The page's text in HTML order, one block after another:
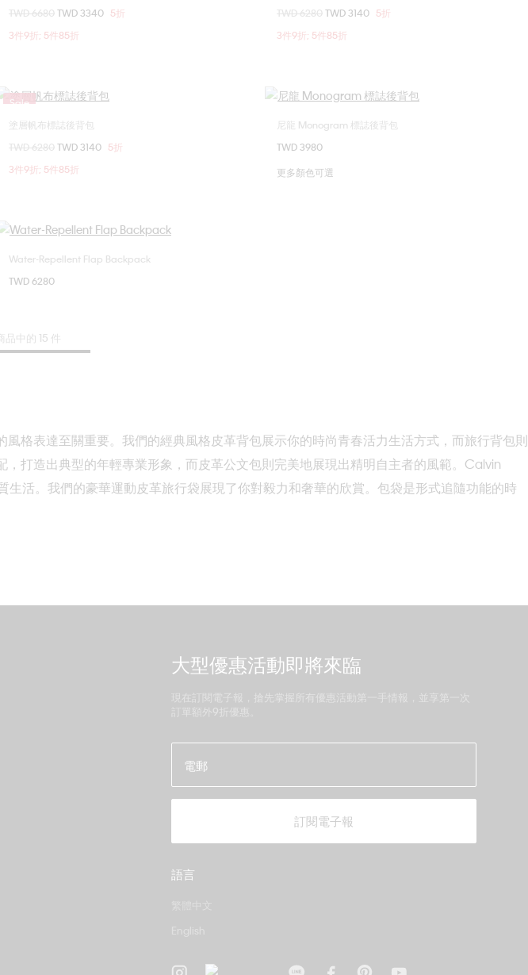
ONE SIZE
價格扣減從
TWD 6680至
TWD 3340 5折
3件9折; 5件85折
ONE SIZE
價格扣減從
TWD 6280至
TWD 3140 5折
3件9折; 5件85折
Sale
ONE SIZE
塗層帆布標誌後背包
價格扣減從
TWD 6280至
TWD 3140 5折
3件9折; 5件85折
選擇您的尺碼
尼龍 Monogram 標誌後背包
TWD 3980
更多顏色可選
選擇您的尺碼
Water-Repellent Flap Backpack
TWD 6280
品中的 15 件
格表達至關重要。我們的經典風格皮革背包展示你的時尚青春活力生活方式，而旅行背包則
，打造出典型的年輕專業形象，而皮革公文包則完美地展現出精明自主者的風範。Calvin
活。我們的豪華運動皮革旅行袋展現了你對毅力和奢華的欣賞。包袋是形式追隨功能的時
大型優惠活動即將來臨
現在訂閱電子報，搶先掌握所有優惠活動第一手情報，並享第一次
訂單額外9折優惠。
電郵
訂閱電子報
語言